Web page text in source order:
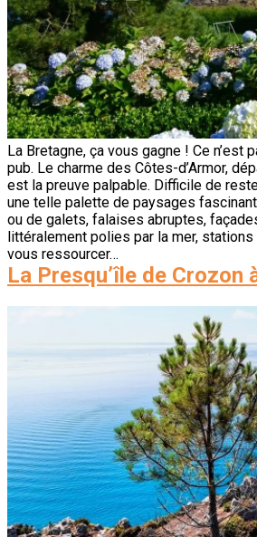
La Bretagne, ça vous gagne ! Ce n’est
pub. Le charme des Côtes-d’Armor,
est la preuve palpable. Difficile de
une telle palette de paysages
ou de galets, falaises abruptes,
littéralement polies par la mer,
vous ressourcer…
La Presqu’île de Crozon